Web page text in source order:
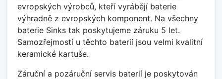
evropských výrobců, kteří vyrábějí baterie
výhradně z evropských komponent. Na všechny
baterie Sinks tak poskytujeme záruku 5 let.
Samozřejmostí u těchto baterií jsou velmi kvalitní
keramické kartuše.
Záruční a pozáruční servis baterií je poskytován